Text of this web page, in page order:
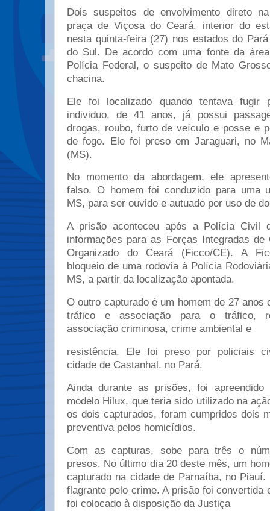
Dois suspeitos de envolvimento direto
praça de Viçosa do Ceará, interior do
nesta quinta-feira (27) nos estados do
do Sul. De acordo com uma fonte da
Polícia Federal, o suspeito de Mato
chacina.
Ele foi localizado quando tentava
individuo, de 41 anos, já possui
drogas, roubo, furto de veículo e posse e
de fogo. Ele foi preso em Jaraguari, no
(MS).
No momento da abordagem, ele
falso. O homem foi conduzido para uma
MS, para ser ouvido e autuado por uso de
A prisão aconteceu após a Polícia Civil
informações para as Forças Integradas de
Organizado do Ceará (Ficco/CE). A
bloqueio de uma rodovia à Polícia
MS, a partir da localização apontada.
O outro capturado é um homem de 27 anos
tráfico e associação para o tráfico,
associação criminosa, crime ambiental e
resistência. Ele foi preso por policiais
cidade de Castanhal, no Pará.
Ainda durante as prisões, foi apreendido
modelo Hilux, que teria sido utilizado na
os dois capturados, foram cumpridos dois
preventiva pelos homicídios.
Com as capturas, sobe para três o
presos. No último dia 20 deste mês, um
capturado na cidade de Parnaíba, no
flagrante pelo crime. A prisão foi convertida
foi colocado à disposição da Justiça